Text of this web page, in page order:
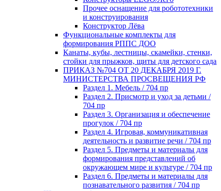
Прочее оснащение для робототехники
и конструирования
Конструктор Лёва
Функциональные комплекты для
формирования РППС ДОО
Канаты, кубы, лестницы, скамейки, стенки,
стойки для прыжков, щиты для детского сада
ПРИКАЗ №704 ОТ 20 ДЕКАБРЯ 2019 Г.
МИНИСТЕРСТВА ПРОСВЕЩЕНИЯ РФ
Раздел 1. Мебель / 704 пр
Раздел 2. Присмотр и уход за детьми /
704 пр
Раздел 3. Организация и обеспечение
прогулок / 704 пр
Раздел 4. Игровая, коммуникативная
деятельность и развитие речи / 704 пр
Раздел 5. Предметы и материалы для
формирования представлений об
окружающем мире и культуре / 704 пр
Раздел 6. Предметы и материалы для
познавательного развития / 704 пр